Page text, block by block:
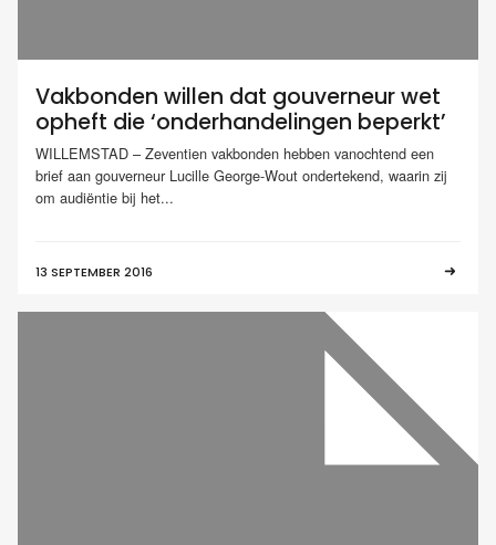
Vakbonden willen dat gouverneur wet
opheft die ‘onderhandelingen beperkt’
WILLEMSTAD – Zeventien vakbonden hebben vanochtend een
brief aan gouverneur Lucille George-Wout ondertekend, waarin zij
om audiëntie bij het...
13 SEPTEMBER 2016